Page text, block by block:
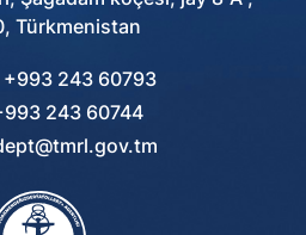
Türkmenistan
+993 243 60793
243 60744